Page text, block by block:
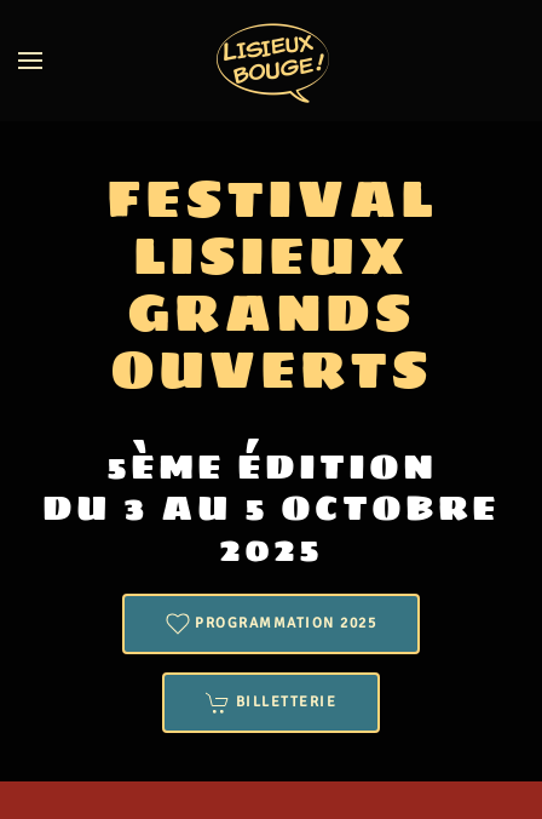
FESTIVAL
LISIEUX
GRANDS
OUVERTS
5ÈME ÉDITION
DU 3 AU 5 OCTOBRE
2025
PROGRAMMATION 2025
BILLETTERIE